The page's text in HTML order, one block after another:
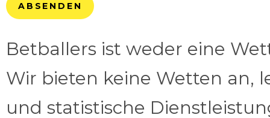
ABSENDEN
Betballers ist weder eine
Wir bieten keine Wetten an,
und statistische